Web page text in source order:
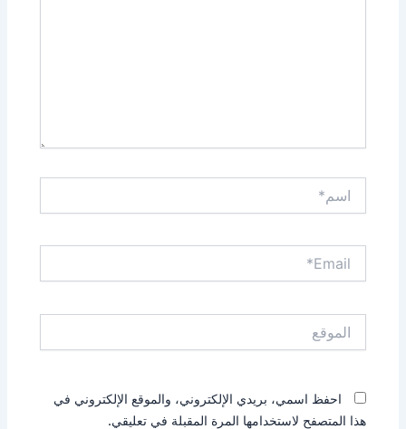
احفظ اسمي، بريدي الإلكتروني، والموقع الإلكتروني في
هذا المتصفح لاستخدامها المرة المقبلة في تعليقي.